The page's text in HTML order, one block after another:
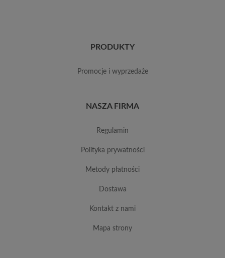
PRODUKTY
promocje i wyprzedaże
NASZA FIRMA
regulamin
polityka prywatności
metody płatności
dostawa
kontakt z nami
mapa strony